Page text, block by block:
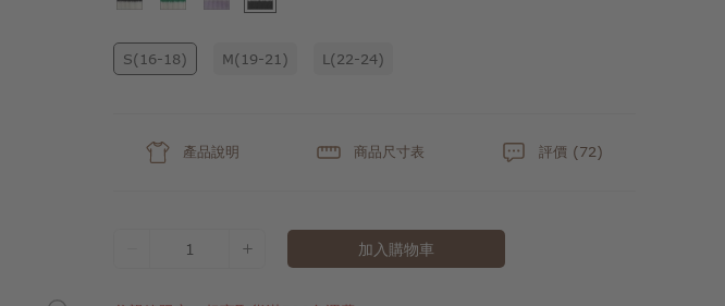
S(16-18) M(19-21) L(22-24)
產品說明 商品尺寸表 評價 (72)
1 加入購物車